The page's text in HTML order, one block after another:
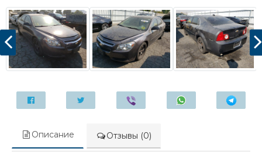
Описание Отзывы (0)